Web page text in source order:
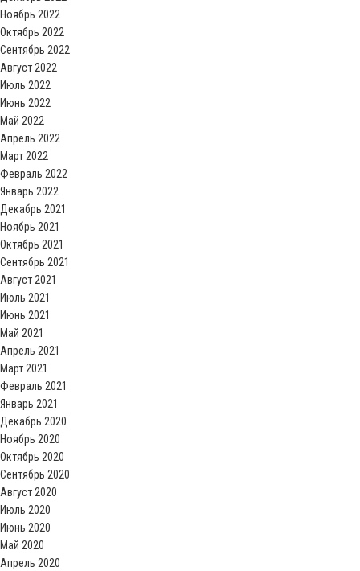
Ноябрь 2022
Октябрь 2022
Сентябрь 2022
Август 2022
Июль 2022
Июнь 2022
Май 2022
Апрель 2022
Март 2022
Февраль 2022
Январь 2022
Декабрь 2021
Ноябрь 2021
Октябрь 2021
Сентябрь 2021
Август 2021
Июль 2021
Июнь 2021
Май 2021
Апрель 2021
Март 2021
Февраль 2021
Январь 2021
Декабрь 2020
Ноябрь 2020
Октябрь 2020
Сентябрь 2020
Август 2020
Июль 2020
Июнь 2020
Май 2020
Апрель 2020